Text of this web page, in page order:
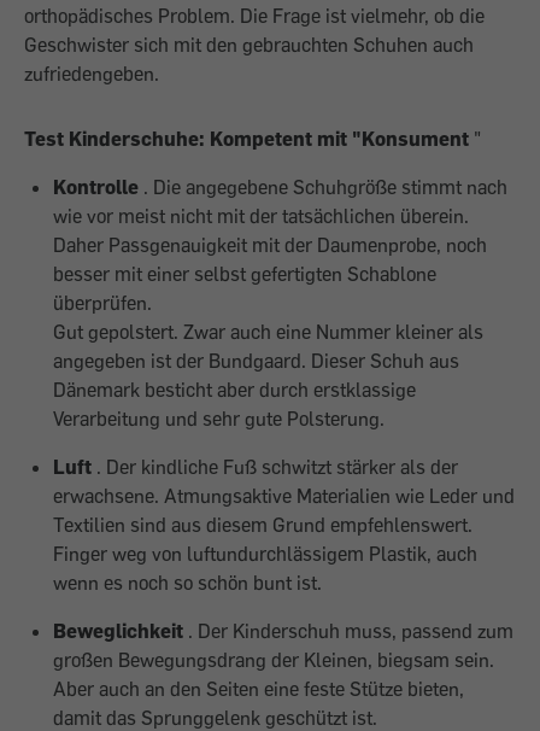
orthopädisches Problem. Die Frage ist vielmehr, ob die
Geschwister sich mit den gebrauchten Schuhen auch
zufriedengeben.
Test Kinderschuhe: Kompetent mit "Konsument "
Kontrolle . Die angegebene Schuhgröße stimmt nach
wie vor meist nicht mit der tatsächlichen überein.
Daher Passgenauigkeit mit der Daumenprobe, noch
besser mit einer selbst gefertigten Schablone
überprüfen.
Gut gepolstert. Zwar auch eine Nummer kleiner als
angegeben ist der Bundgaard. Dieser Schuh aus
Dänemark besticht aber durch erstklassige
Verarbeitung und sehr gute Polsterung.
Luft . Der kindliche Fuß schwitzt stärker als der
erwachsene. Atmungsaktive Materialien wie Leder und
Textilien sind aus diesem Grund empfehlenswert.
Finger weg von luftundurchlässigem Plastik, auch
wenn es noch so schön bunt ist.
Beweglichkeit . Der Kinderschuh muss, passend zum
großen Bewegungsdrang der Kleinen, biegsam sein.
Aber auch an den Seiten eine feste Stütze bieten,
damit das Sprunggelenk geschützt ist.